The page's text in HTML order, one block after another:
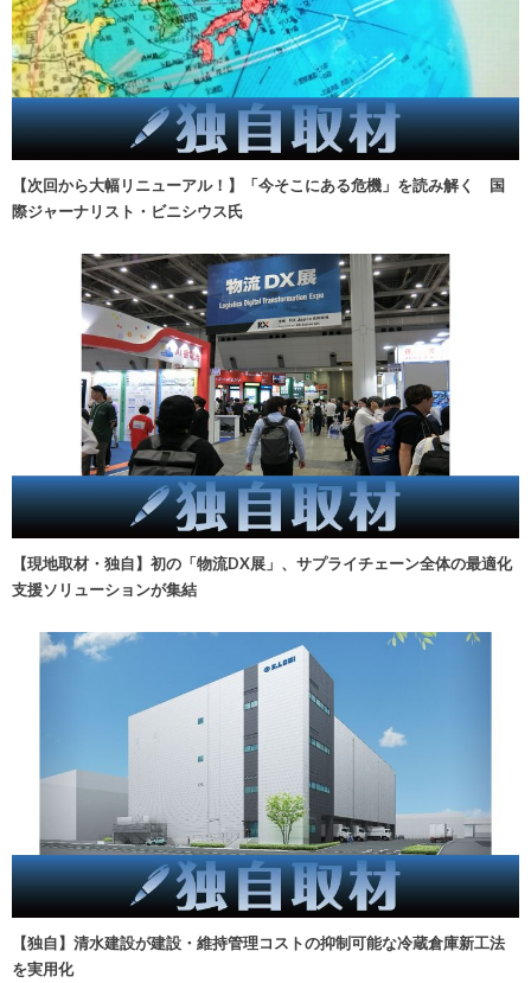
【次回から大幅リニューアル！】「今そこにある危機」を読み解く 国
際ジャーナリスト・ビニシウス氏
【現地取材・独自】初の「物流DX展」、サプライチェーン全体の最適化
支援ソリューションが集結
【独自】清水建設が建設・維持管理コストの抑制可能な冷蔵倉庫新工法
を実用化